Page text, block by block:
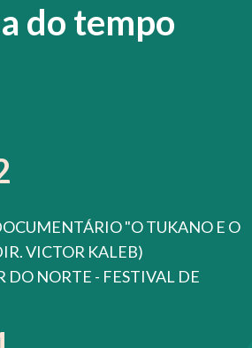
do tempo
"O TUKANO E O
VICTOR KALEB)
DO NORTE - FESTIVAL DE